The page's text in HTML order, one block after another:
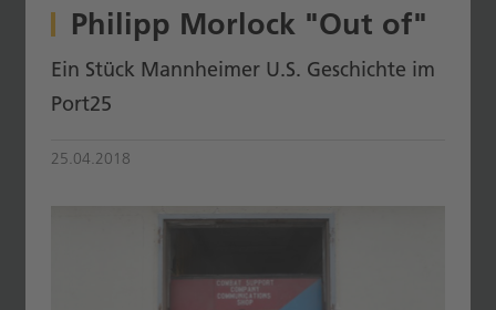
Philipp Morlock "Out of"
Ein Stück Mannheimer U.S. Geschichte im
Port25
25.04.2018